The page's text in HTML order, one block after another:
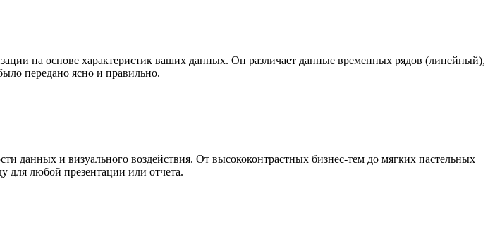
на основе характеристик ваших данных. Он различает данные временных рядов (линейный),
передано ясно и правильно.
данных и визуального воздействия. От высококонтрастных бизнес-тем до мягких пастельных
для любой презентации или отчета.